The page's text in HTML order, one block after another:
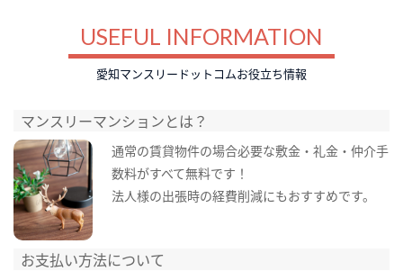
USEFUL INFORMATION
愛知マンスリードットコムお役立ち情報
マンスリーマンションとは？
通常の賃貸物件の場合必要な敷金・礼金・仲介手
数料がすべて無料です！
法人様の出張時の経費削減にもおすすめです。
お支払い方法について